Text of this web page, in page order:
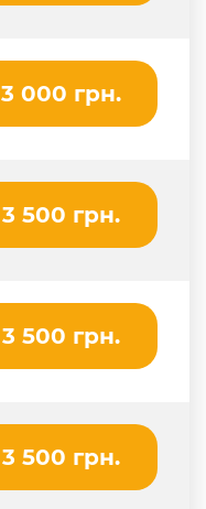
3 000 грн.
3 500 грн.
3 500 грн.
3 500 грн.